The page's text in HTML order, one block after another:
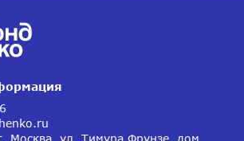
Москва, ул. Тимура Фрунзе, дом